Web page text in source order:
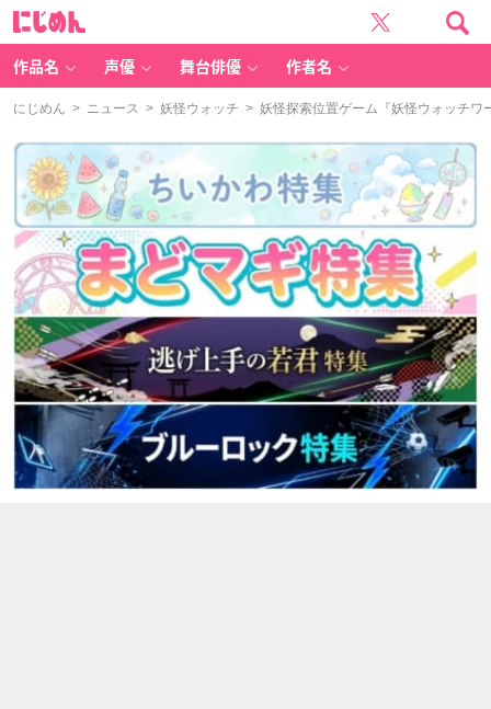
作品名 声優 舞台俳優 作者名
にじめん > ニュース > 妖怪ウォッチ > 妖怪探索位置ゲーム『妖怪ウォッチワ